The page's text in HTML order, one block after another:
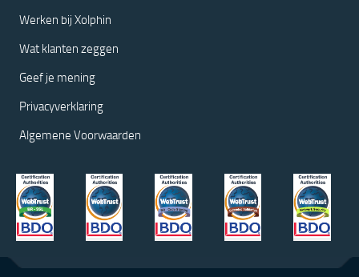
Werken bij Xolphin
Wat klanten zeggen
Geef je mening
Privacyverklaring
Algemene Voorwaarden